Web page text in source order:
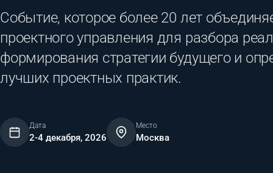
Событие, которое более 20 лет
проектного управления для разбора
формирования стратегии будущего и
лучших проектных практик.
Дата
2-4 декабря, 2026
Место
Москва